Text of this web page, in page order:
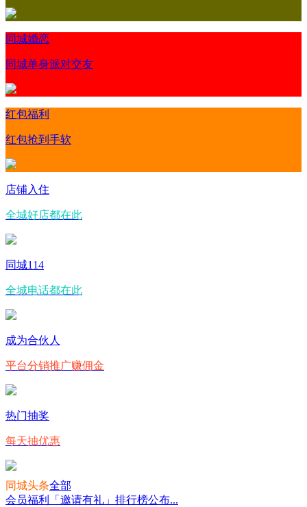
同城婚恋
同城单身派对交友
红包福利
红包抢到手软
店铺入住
全城好店都在此
同城114
全城电话都在此
成为合伙人
平台分销推广赚佣金
热门抽奖
每天抽优惠
同城头条全部
会员福利「邀请有礼」排行榜公布...